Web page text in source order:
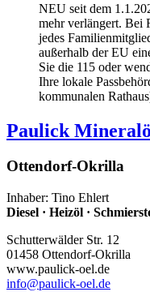
NEU seit dem
mehr verlängert. Bei
jedes
außerhalb der EU
Sie die 115 oder
Ihre lokale
kommunalen
Paulick
Ottendorf-Okrilla
Inhaber: Tino Ehlert
Diesel · Heizöl ·
Schutterwälder Str. 12
01458 Ottendorf-Okrilla
www.paulick-oel.de
info@paulick-oel.de